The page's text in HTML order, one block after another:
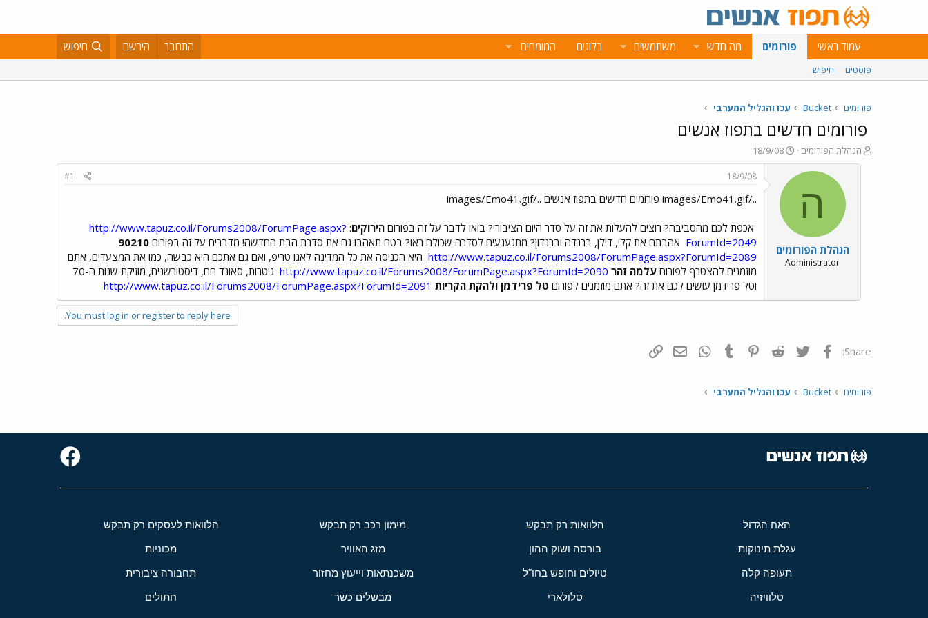
עמוד ראשי פורומים מה חדש משתמשים בלוגים המומחים התחבר הירשם חיפוש
פוסטים חיפוש
פורומים Bucket עכו והגליל המערבי
פורומים חדשים בתפוז אנשים
פ
ו
הנהלת הפורומים
פ
ו
ס
ם
ב
ת
ר
18/9/08
ה
הנהלת הפורומים
Administrator
18/9/08
#1
../images/Emo41.gif פורומים חדשים בתפוז אנשים ../images/Emo41.gif
אכפת לכם מהסביבה? רוצים להעלות את זה על סדר היום הציבורי? בואו לדבר על זה בפורום הירוקים:
http://www.tapuz.co.il/Forums2008/ForumPage.aspx?
ForumId=2049 אהבתם את קלי, דילן, ברנדה וברנדון? מתגעגעים לסדרה שכולם ראו? בטח תאהבו גם את סדרת הבת החדשה! מדברים על זה בפורום
http://www.tapuz.co.il/Forums2008/ForumPage.aspx?ForumId=2089 היא הכניסה את כל המדינה לאגו טריפ, ואם גם אתכם היא כבשה, כמו את המצעדים, אתם
מוזמנים להצטרף לפורום עלמה זהר http://www.tapuz.co.il/Forums2008/ForumPage.aspx?ForumId=2090
גיטרות, סאונד חם, דיסטורשנים, מוזיקת שנות ה-70
וטל פרידמן עושים לכם את זה? אתם מוזמנים לפורום טל פרידמן ולהקת הקריות http://www.tapuz.co.il/Forums2008/ForumPage.aspx?ForumId=2091
You must log in or register to reply here.
Share: פייסבוק Twitter
Reddit
Pinterest
Tumblr
WhatsAppדואר אלקטרוני
פורומים Bucket עכו והגליל המערבי
האח הגדול הלוואות רק תבקש מימון רכב רק תבקש הלוואות לעסקים רק תבקש
עגלת תינוקות בורסה ושוק ההון מזג האוויר מכוניות
תעופה קלה טיולים וחופש בחו"ל משכנתאות וייעוץ מחזור תחבורה ציבורית
טלוויזיה סלולארי מבשלים כשר חתולים